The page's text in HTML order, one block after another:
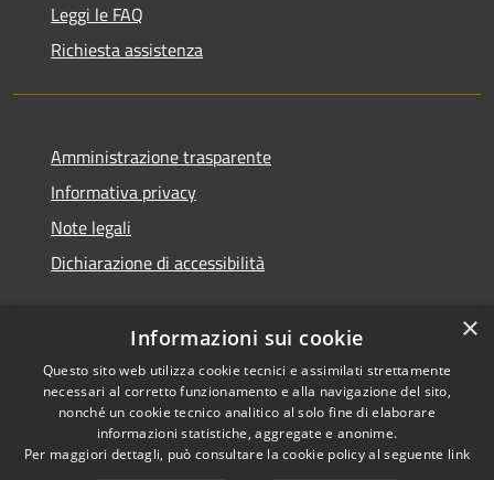
Leggi le FAQ
Richiesta assistenza
Amministrazione trasparente
Informativa privacy
Note legali
Dichiarazione di accessibilità
RSS
Accessibilità
Copyright © 2026 • Comune di
×
Informazioni sui cookie
Questo sito web utilizza cookie tecnici e assimilati strettamente
necessari al corretto funzionamento e alla navigazione del sito,
nonché un cookie tecnico analitico al solo fine di elaborare
informazioni statistiche, aggregate e anonime.
Per maggiori dettagli, può consultare la cookie policy al seguente link